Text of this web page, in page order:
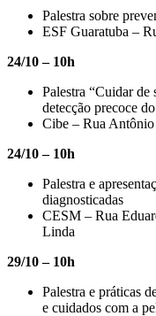
Palestra sobre
ESF Guaratuba –
24/10 – 10h
Palestra “Cuidar de
detecção precoce
Cibe – Rua
24/10 – 10h
Palestra e
diagnosticadas
CESM – Rua
Linda
29/10 – 10h
Palestra e práticas
e cuidados com a